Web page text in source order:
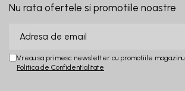
Nu rata ofertele si promotiile noastre
Vreau sa primesc newsletter cu promotiile
Politica de Confidentialitate